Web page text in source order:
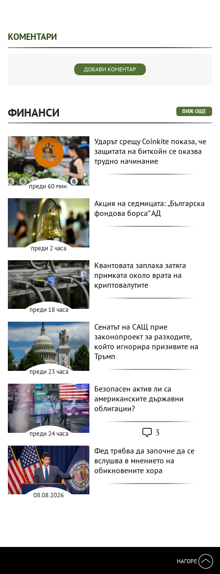
КОМЕНТАРИ
ДОБАВИ КОМЕНТАР
ФИНАНСИ ВИЖ ОЩЕ
преди 60 мин.
Ударът срещу Coinkite показа, че
защитата на биткойн се оказва
трудно начинание
преди 2 часа
Акция на седмицата: „Българска
фондова борса“ АД
преди 18 часа
Квантовата заплаха затяга
примката около врата на
криптовалутите
преди 23 часа
Сенатът на САЩ прие
законопроект за разходите,
който игнорира призивите на
Тръмп
преди 24 часа
Безопасен актив ли са
американските държавни
облигации?
3
08.08.2026
Фед трябва да започне да се
вслушва в мнението на
обикновените хора
НАГОРЕ